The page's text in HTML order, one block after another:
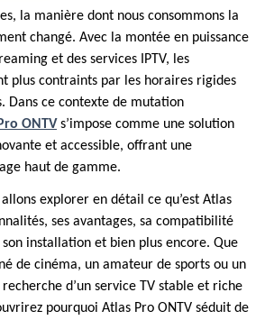
la manière dont nous consommons la
changé. Avec la montée en puissance
et des services IPTV, les
plus contraints par les horaires rigides
Dans ce contexte de mutation
ONTV s’impose comme une solution
et accessible, offrant une
haut de gamme.
explorer en détail ce qu’est Atlas
ses avantages, sa compatibilité
installation et bien plus encore. Que
de cinéma, un amateur de sports ou un
d’un service TV stable et riche
pourquoi Atlas Pro ONTV séduit de